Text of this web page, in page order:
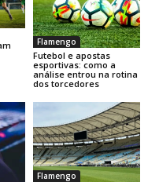
Flamengo
Futebol e apostas
esportivas: como a
análise entrou na rotina
dos torcedores
Flamengo